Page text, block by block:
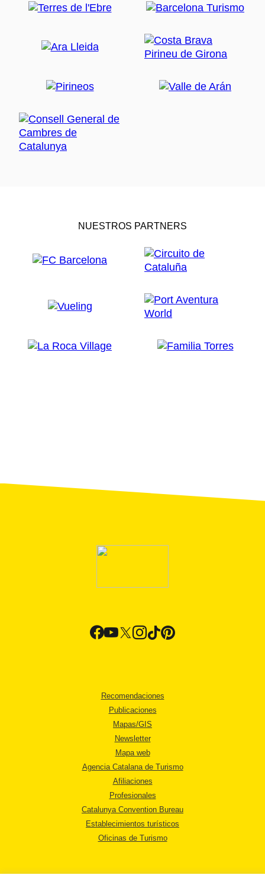
NUESTROS PARTNERS
Recomendaciones
Publicaciones
Mapas/GIS
Newsletter
Mapa web
Agencia Catalana de Turismo
Afiliaciones
Profesionales
Catalunya Convention Bureau
Establecimientos turísticos
Oficinas de Turismo